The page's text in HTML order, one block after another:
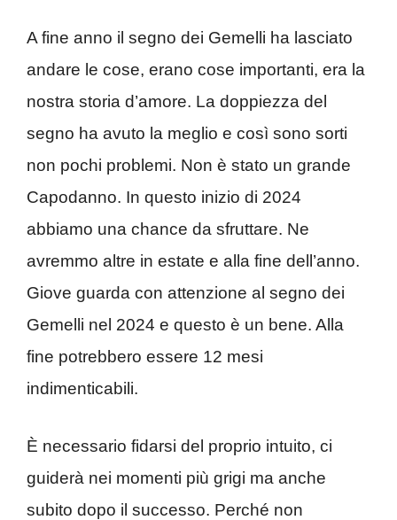
A fine anno il segno dei Gemelli ha lasciato
andare le cose, erano cose importanti, era la
nostra storia d’amore. La doppiezza del
segno ha avuto la meglio e così sono sorti
non pochi problemi. Non è stato un grande
Capodanno. In questo inizio di 2024
abbiamo una chance da sfruttare. Ne
avremmo altre in estate e alla fine dell’anno.
Giove guarda con attenzione al segno dei
Gemelli nel 2024 e questo è un bene. Alla
fine potrebbero essere 12 mesi
indimenticabili.
È necessario fidarsi del proprio intuito, ci
guiderà nei momenti più grigi ma anche
subito dopo il successo. Perché non